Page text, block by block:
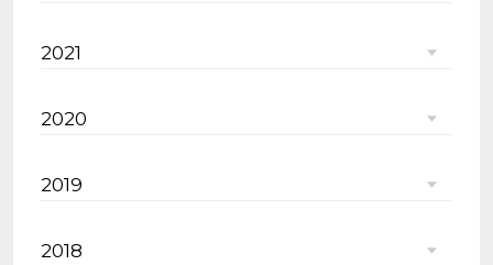
2021
2020
2019
2018